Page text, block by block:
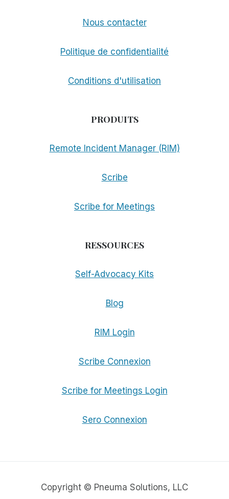
Nous contacter
Politique de confidentialité
Conditions d'utilisation
PRODUITS
Remote Incident Manager (RIM)
Scribe
Scribe for Meetings
RESSOURCES
Self-Advocacy Kits
Blog
RIM Login
Scribe Connexion
Scribe for Meetings Login
Sero Connexion
Copyright © Pneuma Solutions, LLC